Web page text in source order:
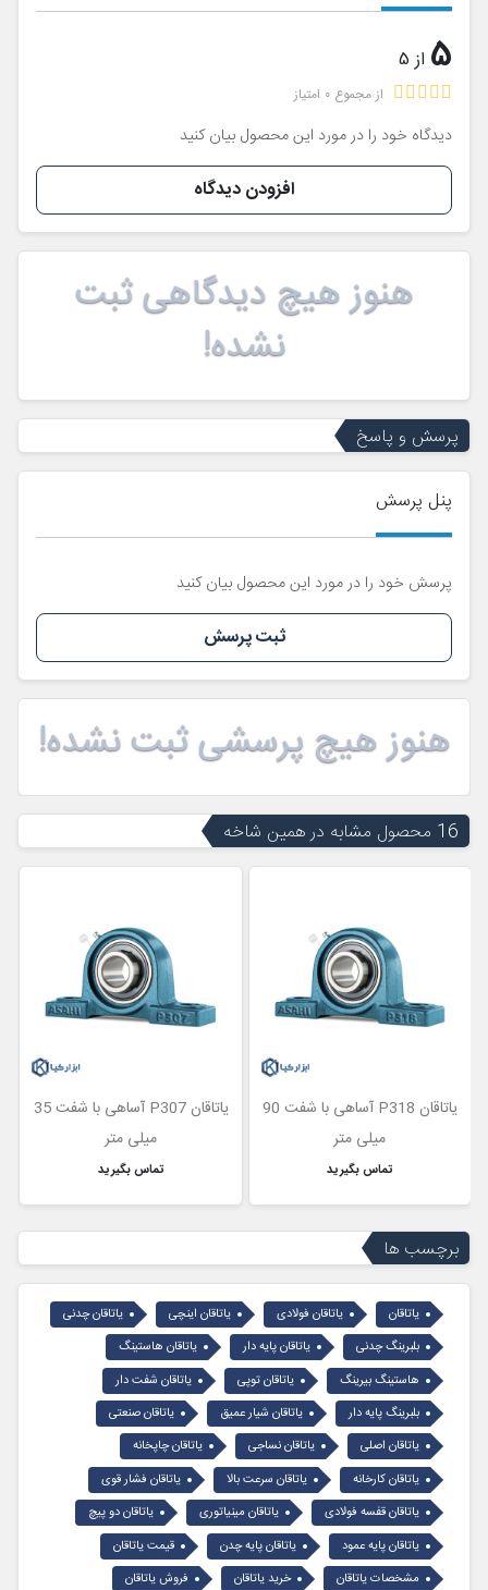
5 از 5
از مجموع 0 امتیاز
دیدگاه خود را در مورد این محصول بیان کنید
افزودن دیدگاه
هنوز هیچ دیدگاهی ثبت
نشده!
پرسش و پاسخ
پنل پرسش
پرسش خود را در مورد این محصول بیان کنید
ثبت پرسش
هنوز هیچ پرسشی ثبت نشده!
16 محصول مشابه در همین شاخه
یاتاقان P318 آساهی با شفت 90
میلی متر
تماس بگیرید
یاتاقان P307 آساهی با شفت 35
میلی متر
تماس بگیرید
برچسب ها
یاتاقان یاتاقان فولادی یاتاقان اینچی
یاتاقان چدنی
بلبرینگ چدنی
یاتاقان پایه دار
یاتاقان هاستینگ
هاستینگ بیرینگ
یاتاقان توپی
یاتاقان شفت دار
بلبرینگ پایه دار
یاتاقان شیار عمیق
یاتاقان صنعتی
یاتاقان اصلی
یاتاقان نساجی
یاتاقان چاپخانه
یاتاقان کارخانه
یاتاقان سرعت بالا
یاتاقان فشار قوی
یاتاقان قفسه فولادی
یاتاقان مینیاتوری
یاتاقان دو پیچ
یاتاقان پایه عمود
یاتاقان پایه چدن
قیمت یاتاقان
مشخصات یاتاقان
خرید یاتاقان
فروش یاتاقان